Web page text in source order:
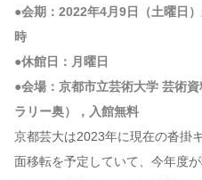
●会期：2022年4月9日（土曜日
時
●休館日：月曜日
●会場：京都市立芸術大学 芸術
ラリー奥），入館無料
京都芸大は2023年に現在の沓掛
面移転を予定していて、今年度